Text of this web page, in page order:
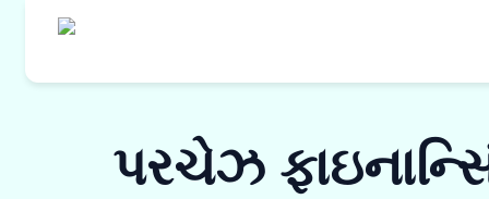
પરચેઝ